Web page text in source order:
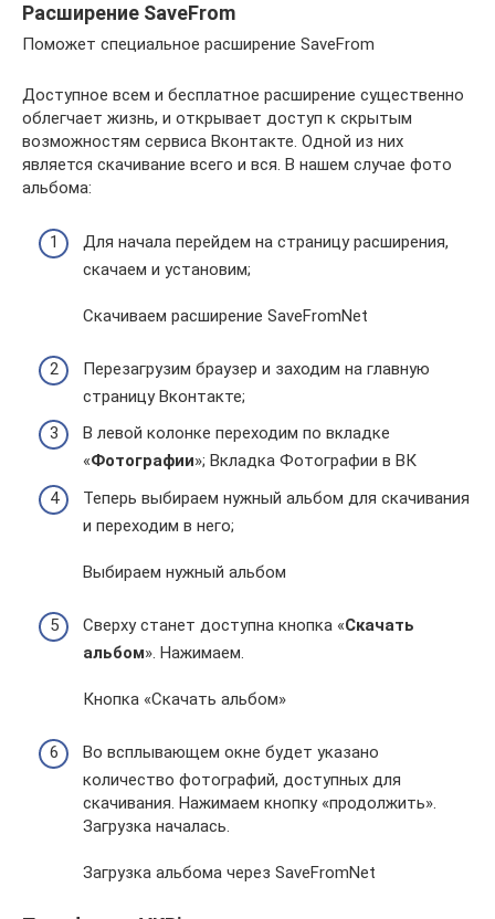
Расширение SaveFrom
Поможет специальное расширение SaveFrom
Доступное всем и бесплатное расширение существенно
облегчает жизнь, и открывает доступ к скрытым
возможностям сервиса Вконтакте. Одной из них
является скачивание всего и вся. В нашем случае фото
альбома:
Для начала перейдем на страницу расширения,
скачаем и установим;
Скачиваем расширение SaveFromNet
Перезагрузим браузер и заходим на главную
страницу Вконтакте;
В левой колонке переходим по вкладке
«Фотографии»; Вкладка Фотографии в ВК
Теперь выбираем нужный альбом для скачивания
и переходим в него;
Выбираем нужный альбом
Сверху станет доступна кнопка «Скачать
альбом». Нажимаем.
Кнопка «Скачать альбом»
Во всплывающем окне будет указано
количество фотографий, доступных для
скачивания. Нажимаем кнопку «продолжить».
Загрузка началась.
Загрузка альбома через SaveFromNet